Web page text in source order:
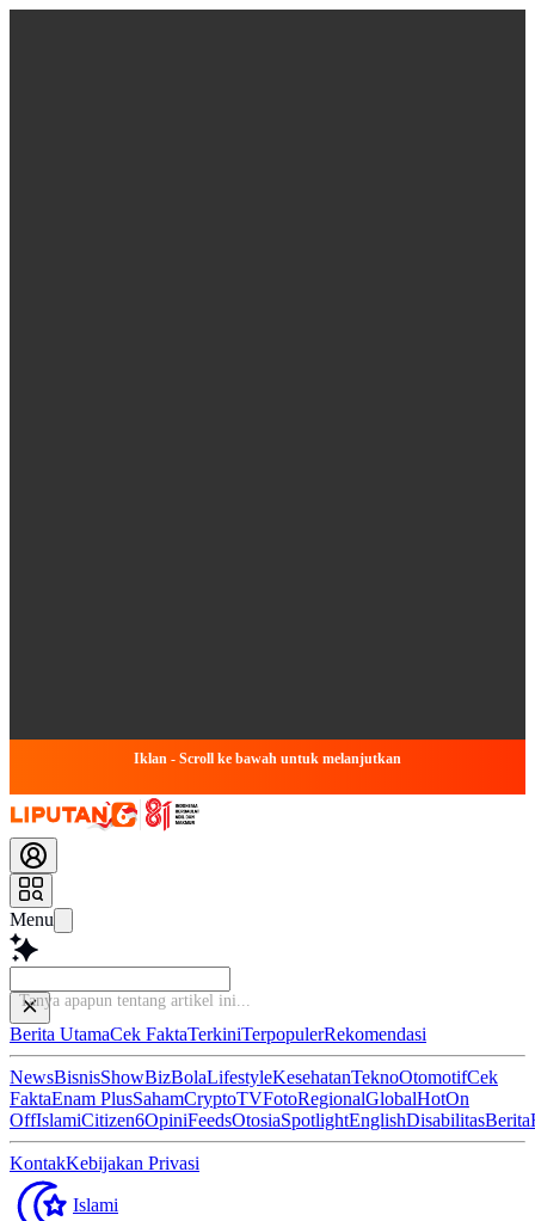
Iklan - Scroll ke bawah untuk melanjutkan
Menu
Baca lebi
Berita UtamaCek FaktaTerkiniTerpopulerRekomendasi
NewsBisnisShowBizBolaLifestyleKesehatanTeknoOtomotifCek
FaktaEnam PlusSahamCryptoTVFotoRegionalGlobalHotOn
OffIslamiCitizen6OpiniFeedsOtosiaSpotlightEnglishDisabilitasBerita
KontakKebijakan Privasi
Islami